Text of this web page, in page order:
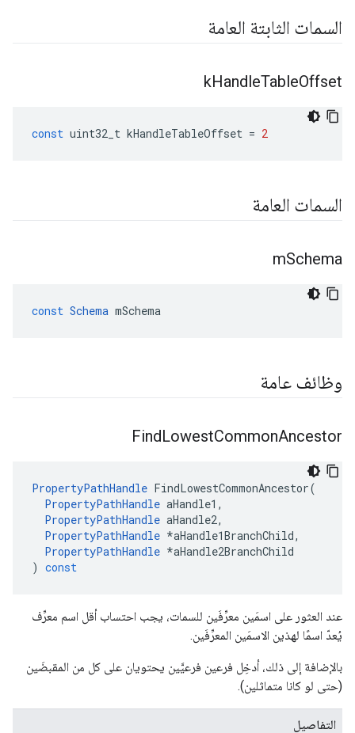
السمات الثابتة العامة
kHandleTableOffset
const uint32_t kHandleTableOffset = 2
السمات العامة
mSchema
const Schema mSchema
وظائف عامة
FindLowestCommonAncestor
PropertyPathHandle FindLowestCommonAncestor(
PropertyPathHandle aHandle1 ,
PropertyPathHandle aHandle2,
PropertyPathHandle *aHandle1BranchChild,
PropertyPathHandle *aHandle2BranchChild
) const
عند العثور على اسمَين معرِّفَين للسمات، يجب احتساب أقل اسم معرِّف
يُعدّ اسمًا لهذين الاسمَين المعرِّفَين.
بالإضافة إلى ذلك، أدخِل فرعين فرعيَّين يحتويان على كل من المقبضَين
(حتى لو كانا متماثلين).
التفاصيل